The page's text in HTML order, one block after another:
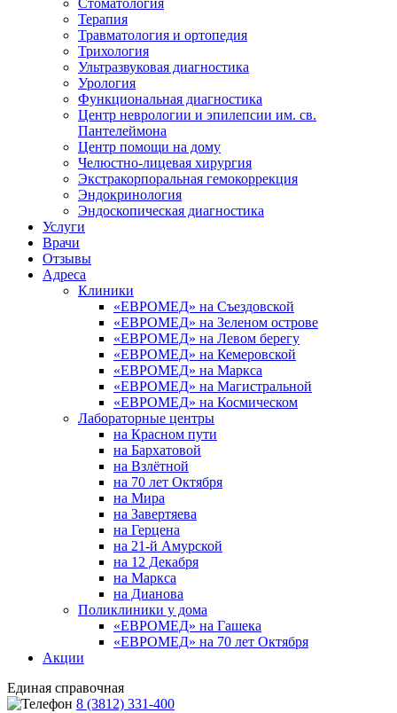
Стоматология
Терапия
Травматология и ортопедия
Трихология
Ультразвуковая диагностика
Урология
Функциональная диагностика
Центр неврологии и эпилепсии им. св.
Пантелеймона
Центр помощи на дому
Челюстно-лицевая хирургия
Экстракорпоральная гемокоррекция
Эндокринология
Эндоскопическая диагностика
Услуги
Врачи
Отзывы
Адреса
Клиники
«ЕВРОМЕД» на Съездовской
«ЕВРОМЕД» на Зеленом острове
«ЕВРОМЕД» на Левом берегу
«ЕВРОМЕД» на Кемеровской
«ЕВРОМЕД» на Маркса
«ЕВРОМЕД» на Магистральной
«ЕВРОМЕД» на Космическом
Лабораторные центры
на Красном пути
на Бархатовой
на Взлётной
на 70 лет Октября
на Мира
на Завертяева
на Герцена
на 21-й Амурской
на 12 Декабря
на Маркса
на Дианова
Поликлиники у дома
«ЕВРОМЕД» на Гашека
«ЕВРОМЕД» на 70 лет Октября
Акции
Единая справочная
8 (3812) 331-400